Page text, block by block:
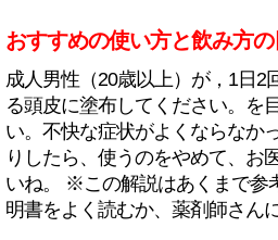
おすすめの使い方と飲み方
成人男性（20歳以上）が，1日2
る頭皮に塗布してください。を
い。不快な症状がよくならなか
りしたら、使うのをやめて、お
いね。 ※この解説はあくまで参
明書をよく読むか、薬剤師さん